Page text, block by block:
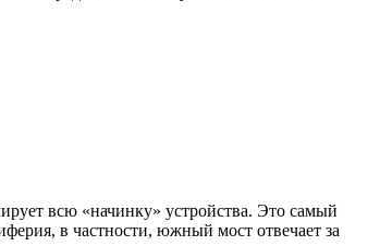
всю «начинку» устройства. Это самый
в частности, южный мост отвечает за